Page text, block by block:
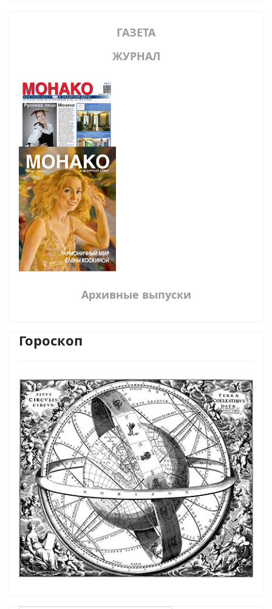
ГАЗЕТА
ЖУРНАЛ
Архивные выпуски
Гороскоп